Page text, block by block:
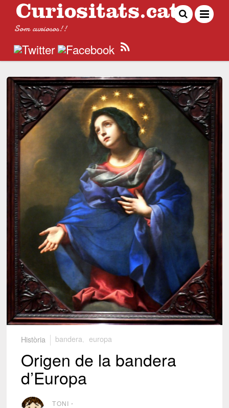
Som curiosos!!
Història bandera, europa
Origen de la bandera
d’Europa
TONI ⋅